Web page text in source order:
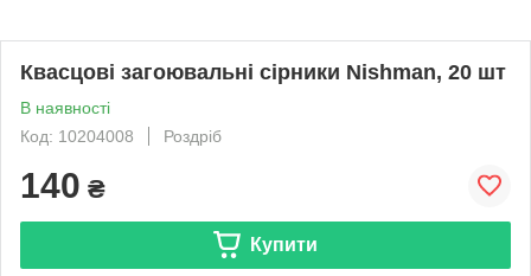
Квасцові загоювальні сірники Nishman, 20 шт
В наявності
Код: 10204008
Роздріб
140 ₴
Купити